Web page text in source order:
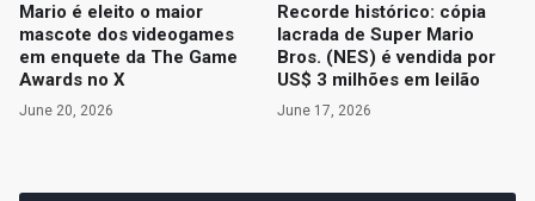
Mario é eleito o maior
mascote dos videogames
em enquete da The Game
Awards no X
June 20, 2026
Recorde histórico: cópia
lacrada de Super Mario
Bros. (NES) é vendida por
US$ 3 milhões em leilão
June 17, 2026